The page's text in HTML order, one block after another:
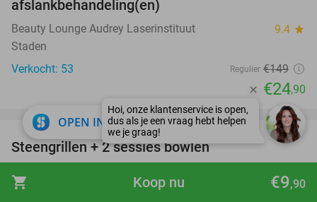
shopping_cart €9,90
Koop nu
afslankbehandeling(en)
Beauty Lounge Audrey Laserinstituut 9.4 star
Staden
Verkocht: 53
Regulier €149
€24,90
36%
favorite_border
Steengrillen + 2 sessies bowlen
De Panne
OPEN IN APP close